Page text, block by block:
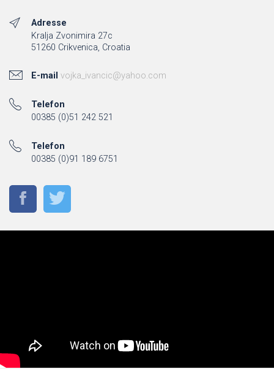
Adresse
Kralja Zvonimira 27c
51260 Crikvenica, Croatia
E-mail vojka_ivancic@yahoo.com
Telefon
00385 (0)51 242 521
Telefon
00385 (0)91 189 6751